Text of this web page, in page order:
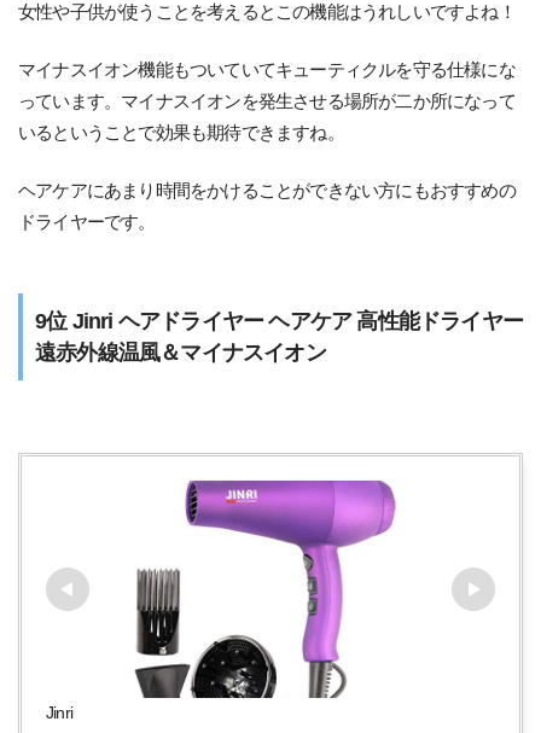
女性や子供が使うことを考えるとこの機能はうれしいですよね！
マイナスイオン機能もついていてキューティクルを守る仕様にな
っています。マイナスイオンを発生させる場所が二か所になって
いるということで効果も期待できますね。
ヘアケアにあまり時間をかけることができない方にもおすすめの
ドライヤーです。
9位 Jinri ヘアドライヤー ヘアケア 高性能ドライヤー
遠赤外線温風＆マイナスイオン
Jinri